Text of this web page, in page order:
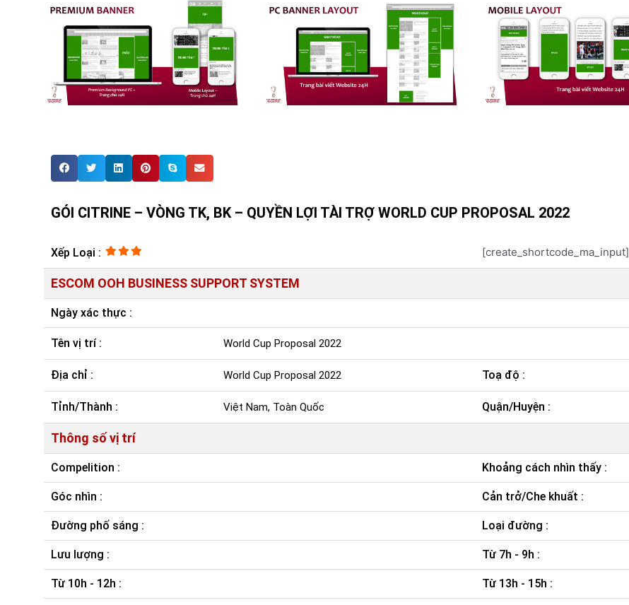
GÓI CITRINE – VÒNG TK, BK – QUYỀN LỢI TÀI TRỢ WORLD CUP PROPOSAL 2022
Xếp Loại : [create_shortcode_ma_input]
ESCOM OOH BUSINESS SUPPORT SYSTEM
Ngày xác thực :
Tên vị trí : World Cup Proposal 2022
Địa chỉ : World Cup Proposal 2022 Toạ độ :
Tỉnh/Thành : Việt Nam, Toàn Quốc Quận/Huyện :
Thông số vị trí
Compelition : Khoảng cách nhìn thấy :
Góc nhìn : Cản trở/Che khuất :
Đường phố sáng : Loại đường :
Lưu lượng : Từ 7h - 9h :
Từ 10h - 12h : Từ 13h - 15h :